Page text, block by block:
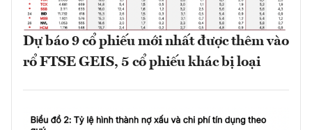
Dự báo 9 cổ phiếu mới nhất được thêm vào
rổ FTSE GEIS, 5 cổ phiếu khác bị loại